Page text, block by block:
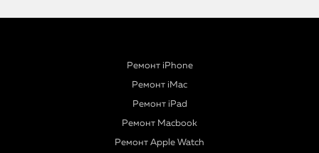
Ремонт iPhone
Ремонт iMac
Ремонт iPad
Ремонт Macbook
Ремонт Apple Watch